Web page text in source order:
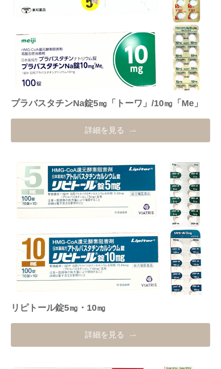
プラバスタチンNa錠5㎎「トーワ」/10㎎「Me」
詳細を見る
リピトール錠5㎎・10㎎
詳細を見る